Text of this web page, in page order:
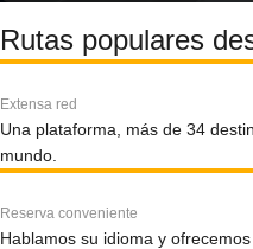
Rutas populares
Extensa red
Una plataforma, más de 34
mundo.
Reserva conveniente
Hablamos su idioma y